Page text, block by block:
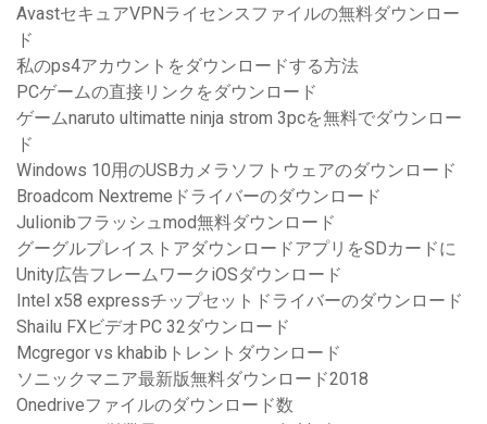
AvastセキュアVPNライセンスファイルの無料ダウンロー
ド
私のps4アカウントをダウンロードする方法
PCゲームの直接リンクをダウンロード
ゲームnaruto ultimatte ninja strom 3pcを無料でダウンロー
ド
Windows 10用のUSBカメラソフトウェアのダウンロード
Broadcom Nextremeドライバーのダウンロード
Julionibフラッシュmod無料ダウンロード
グーグルプレイストアダウンロードアプリをSDカードに
Unity広告フレームワークiOSダウンロード
Intel x58 expressチップセットドライバーのダウンロード
Shailu FXビデオPC 32ダウンロード
Mcgregor vs khabibトレントダウンロード
ソニックマニア最新版無料ダウンロード2018
Onedriveファイルのダウンロード数